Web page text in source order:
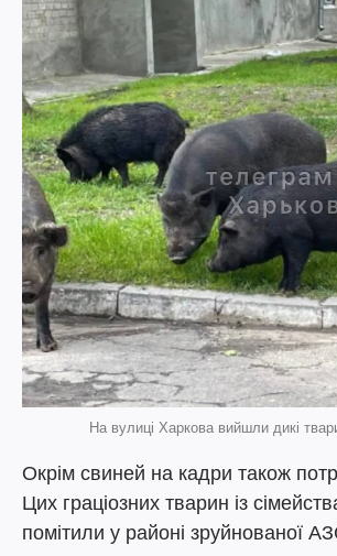
На вулиці Харкова вийшли дикі
Окрім свиней на кадри також
Цих граціозних тварин із
помітили у районі зруйнованої